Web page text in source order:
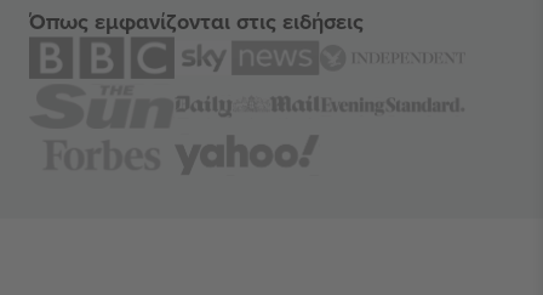
Όπως εμφανίζονται στις ειδήσεις